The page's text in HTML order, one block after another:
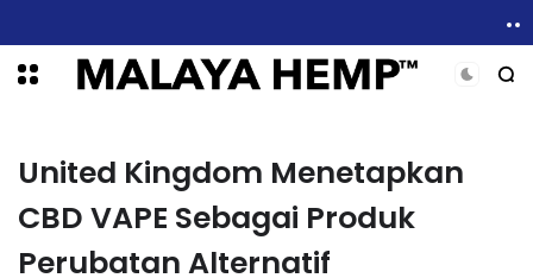
United Kingdom Menetapkan
CBD VAPE Sebagai Produk
Perubatan Alternatif